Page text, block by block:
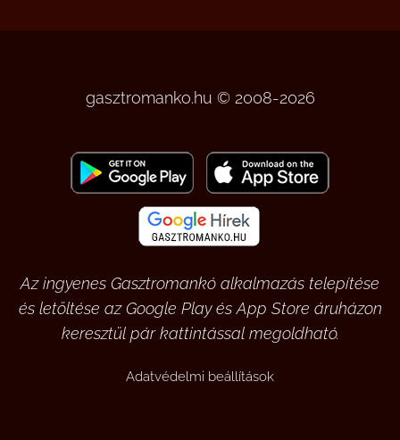
gasztromanko.hu © 2008-2026
Az ingyenes Gasztromankó alkalmazás telepítése
és letöltése az Google Play és App Store áruházon
keresztül pár kattintással megoldható.
Adatvédelmi beállítások